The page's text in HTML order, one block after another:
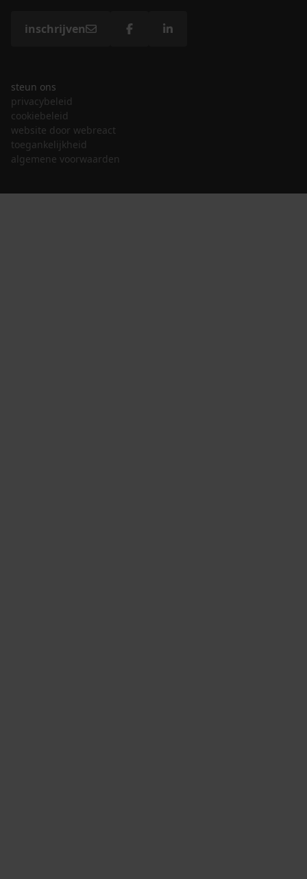
inschrijven
steun ons
privacybeleid
cookiebeleid
website door webreact
toegankelijkheid
algemene voorwaarden